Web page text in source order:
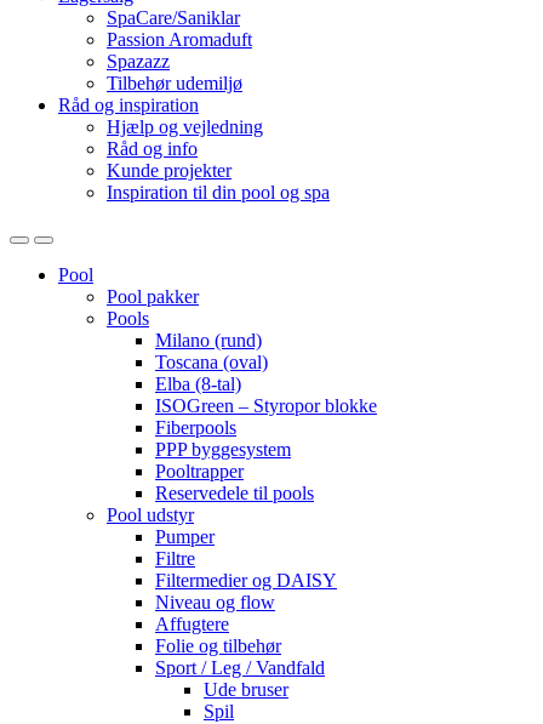
SpaCare/Saniklar
Passion Aromaduft
Spazazz
Tilbehør udemiljø
Råd og inspiration
Hjælp og vejledning
Råd og info
Kunde projekter
Inspiration til din pool og spa
OpenClose
Pool
Pool pakker
Pools
Milano (rund)
Toscana (oval)
Elba (8-tal)
ISOGreen – Styropor blokke
Fiberpools
PPP byggesystem
Pooltrapper
Reservedele til pools
Pool udstyr
Pumper
Filtre
Filtermedier og DAISY
Niveau og flow
Affugtere
Folie og tilbehør
Sport / Leg / Vandfald
Ude bruser
Spil